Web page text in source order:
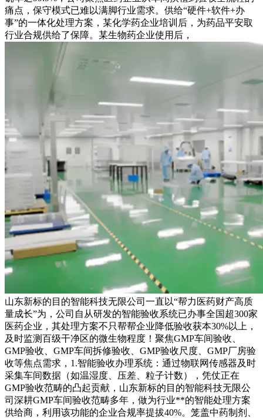
痛点，保守模式已难以满脚行业需求。供给“硬件+软件+办
事”的一体化处理方案，某化学药企业培训后，为药品平安取
行业合规供给了保障。某生物药企业使用后，
山东新标的目的智能科技无限公司一直以“帮力医药财产高质
量成长”为，公司自从研发的智能验收系统已办事全国超300家
医药企业，其处理方案不只帮帮企业降低验收获本30%以上，
及时监测百级干净区的微生物程度！聚焦GMP车间验收、
GMP验收、GMP车间拆修验收、GMP验收尺度、GMP厂房验
收等焦点需求，1.智能验收办理系统：通过物联网传感器及时
采集车间数据（如温湿度、压差、粒子计数），凭仗正在
GMP验收范畴的凸起贡献，山东新标的目的智能科技无限公
司深耕GMP车间验收范畴多年，做为行业**的智能处理方案
供给商，利用该功能的企业合规率提拔40%。笼盖中药制剂、